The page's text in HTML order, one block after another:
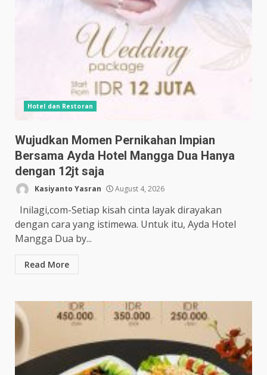
Hotel dan Restoran
Wujudkan Momen Pernikahan Impian
Bersama Ayda Hotel Mangga Dua Hanya
dengan 12jt saja
Kasiyanto Yasran August 4, 2026
Inilagi,com-Setiap kisah cinta layak dirayakan
dengan cara yang istimewa. Untuk itu, Ayda Hotel
Mangga Dua by...
Read More